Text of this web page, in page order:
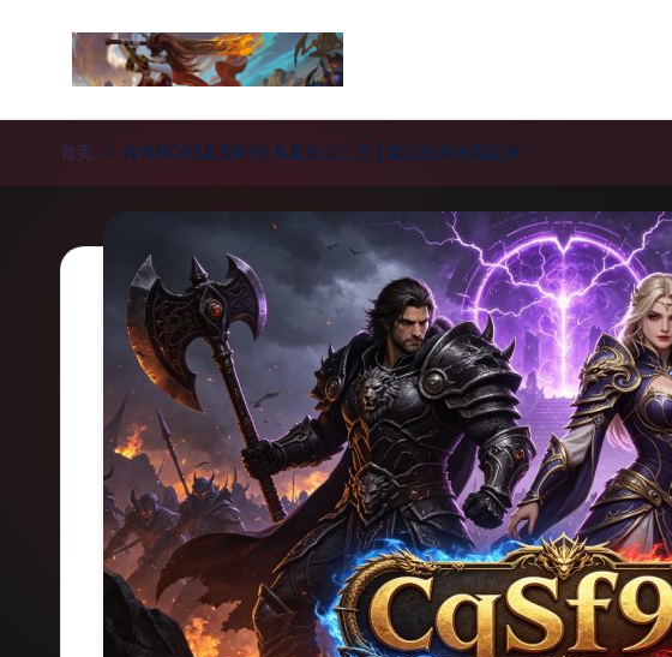
新
开
奇
传
奇
私
首页 传奇BOSS刷新时间 & 刷新点汇总 | 建议玩家收藏起来